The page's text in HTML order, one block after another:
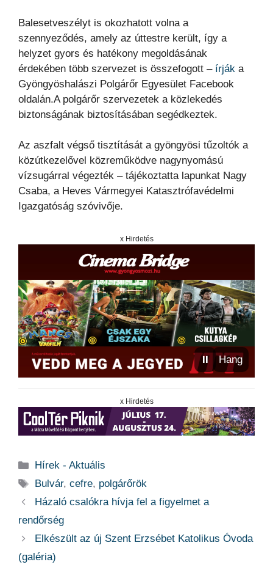
Balesetveszélyt is okozhatott volna a
szennyeződés, amely az úttestre került, így a
helyzet gyors és hatékony megoldásának
érdekében több szervezet is összefogott – írják a
Gyöngyöshalászi Polgárőr Egyesület Facebook
oldalán.A polgárőr szervezetek a közlekedés
biztonságának biztosításában segédkeztek.
Az aszfalt végső tisztítását a gyöngyösi tűzoltók a
közútkezelővel közreműködve nagynyomású
vízsugárral végezték – tájékoztatta lapunkat Nagy
Csaba, a Heves Vármegyei Katasztrófavédelmi
Igazgatóság szóvivője.
x Hirdetés
⏸ Hang
x Hirdetés
Kategória
Hírek - Aktuális
Címkék
Bulvár,cefre, polgárőrök
Házaló csalókra hívja fel a figyelmet a
rendőrség
Elkészült az új Szent Erzsébet Katolikus Óvoda
(galéria)